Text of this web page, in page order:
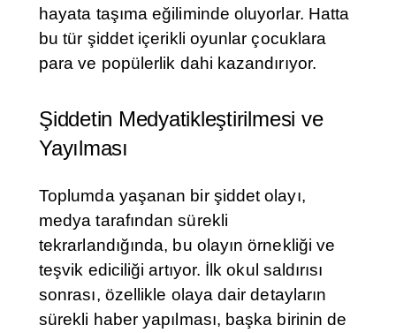
hayata taşıma eğiliminde oluyorlar. Hatta
bu tür şiddet içerikli oyunlar çocuklara
para ve popülerlik dahi kazandırıyor.
Şiddetin Medyatikleştirilmesi ve
Yayılması
Toplumda yaşanan bir şiddet olayı,
medya tarafından sürekli
tekrarlandığında, bu olayın örnekliği ve
teşvik ediciliği artıyor. İlk okul saldırısı
sonrası, özellikle olaya dair detayların
sürekli haber yapılması, başka birinin de